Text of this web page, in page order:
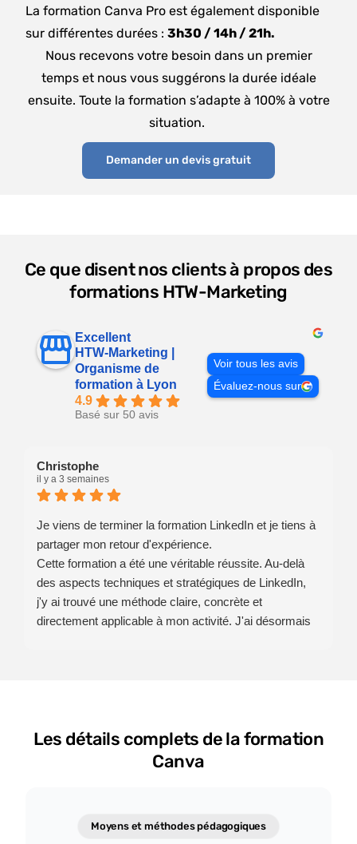
La formation Canva Pro est également disponible
sur différentes durées :3h30 /14h /21h.
Nous recevons votre besoin dans un premier
temps et nous vous suggérons la durée idéale
ensuite. Toute la formation s’adapte à 100% à votre
situation.
Demander un devis gratuit
Ce que disent nos clients à propos des
formations HTW-Marketing
Excellent
HTW-Marketing |
Organisme de
formation à Lyon
4.9
Basé sur 50 avis
Voir tous les avis
Évaluez-nous sur
Christophe
il y a 3 semaines
Je viens de terminer la formation LinkedIn et je tiens à
partager mon retour d'expérience.
Cette formation a été une véritable réussite. Au-delà
des aspects techniques et stratégiques de LinkedIn,
j'y ai trouvé une méthode claire, concrète et
directement applicable à mon activité. J'ai désormais
déroulés dans une excellente ambiance,
professionnels, disponibles et toujours à l'écoute. Cet
pour sa pédagogie, sa bienveillance et sa capacité à
Les détails complets de la formation
Canva
Moyens et méthodes pédagogiques